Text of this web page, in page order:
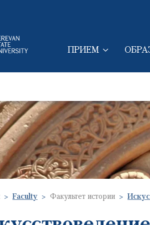
MAIN
ПРИЕМ
Faculty Факультет истории